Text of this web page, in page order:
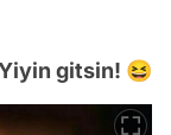
gitsin! 😆